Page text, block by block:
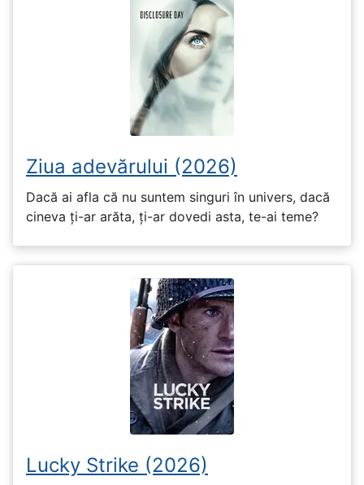
Ziua adevărului (2026)
Dacă ai afla că nu suntem singuri în univers, dacă
cineva ți-ar arăta, ți-ar dovedi asta, te-ai teme?
Lucky Strike (2026)